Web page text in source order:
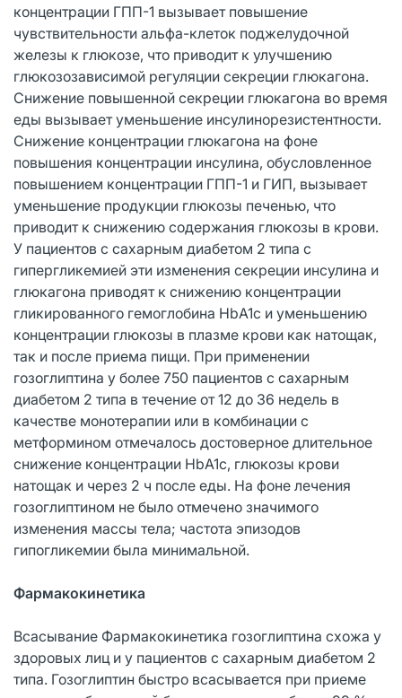
концентрации ГПП-1 вызывает повышение
чувствительности альфа-клеток поджелудочной
железы к глюкозе, что приводит к улучшению
глюкозозависимой регуляции секреции глюкагона.
Снижение повышенной секреции глюкагона во время
еды вызывает уменьшение инсулинорезистентности.
Снижение концентрации глюкагона на фоне
повышения концентрации инсулина, обусловленное
повышением концентрации ГПП-1 и ГИП, вызывает
уменьшение продукции глюкозы печенью, что
приводит к снижению содержания глюкозы в крови.
У пациентов с сахарным диабетом 2 типа с
гипергликемией эти изменения секреции инсулина и
глюкагона приводят к снижению концентрации
гликированного гемоглобина HbA1c и уменьшению
концентрации глюкозы в плазме крови как натощак,
так и после приема пищи. При применении
гозоглиптина у более 750 пациентов с сахарным
диабетом 2 типа в течение от 12 до 36 недель в
качестве монотерапии или в комбинации с
метформином отмечалось достоверное длительное
снижение концентрации HbA1c, глюкозы крови
натощак и через 2 ч после еды. На фоне лечения
гозоглиптином не было отмечено значимого
изменения массы тела; частота эпизодов
гипогликемии была минимальной.
Фармакокинетика
Всасывание Фармакокинетика гозоглиптина схожа у
здоровых лиц и у пациентов с сахарным диабетом 2
типа. Гозоглиптин быстро всасывается при приеме